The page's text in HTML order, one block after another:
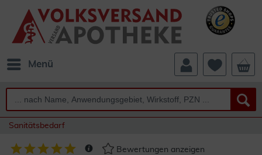
Menü
Sanitätsbedarf
Bewertungen anzeigen